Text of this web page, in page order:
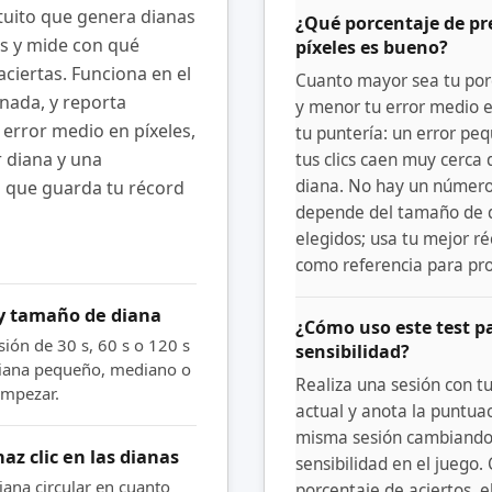
que genera dianas
y mide con qué
Funciona en el
y reporta
medio en píxeles,
y una
guarda tu récord
tamaño de diana
de 30 s, 60 s o 120 s
pequeño, mediano o
clic en las dianas
circular en cuanto
¿Qué porcentaje de
píxeles es bueno?
Cuanto mayor sea tu
y menor tu error medio
tu puntería: un error
tus clics caen muy cerca
diana. No hay un
depende del tamaño de
elegidos; usa tu mejor
como referencia para
¿Cómo uso este test
sensibilidad?
Realiza una sesión con
actual y anota la
misma sesión
sensibilidad en el juego.